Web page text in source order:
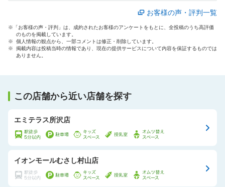
お客様の声・評判一覧
※「お客様の声・評判」は、成約されたお客様のアンケートをもとに、全投稿のうち高評価
のものを掲載しています。
※ 個人情報の観点から、一部コメントは修正・削除しています。
※ 掲載内容は投稿当時の情報であり、現在の提供サービスについて内容を保証するものでは
ありません。
この店舗から近い店舗を探す
エミテラス所沢店
イオンモールむさし村山店